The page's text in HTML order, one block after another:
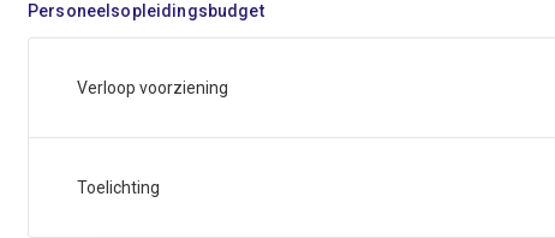
Personeelsopleidingsbudget
Verloop voorziening
Toelichting